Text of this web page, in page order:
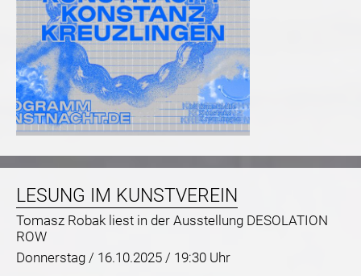
LESUNG IM KUNSTVEREIN
Tomasz Robak liest in der Ausstellung DESOLATION
ROW
Donnerstag / 16.10.2025 / 19:30 Uhr